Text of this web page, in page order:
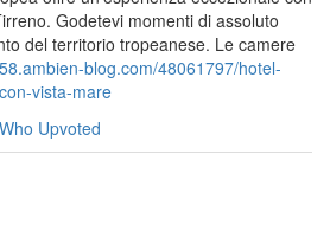
Godetevi momenti di assoluto
del territorio tropeanese. Le camere
blog.com/48061797/hotel-
vista-mare
Who Upvoted